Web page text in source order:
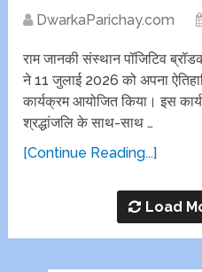
DwarkaParichay.com
राम जानकी संस्थान पॉजिटिव
ने 11 जुलाई 2026 को अपना
कार्यक्रम आयोजित किया। इस
श्रद्धांजलि के साथ-साथ …
[Continue Reading...]
Load